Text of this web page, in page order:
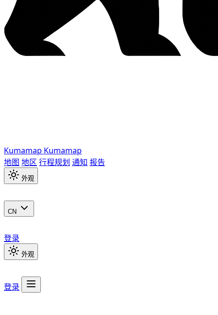
Kumamap Kumamap
地图 地区 行程规划 通知 报告
外观
CN
登录
外观
登录